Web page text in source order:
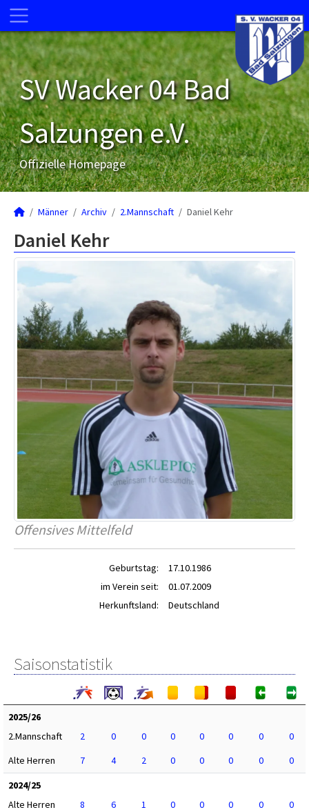
SV Wacker 04 Bad
Salzungen e.V.
Offizielle Homepage
Männer Archiv 2.Mannschaft Daniel Kehr
Daniel Kehr
Offensives Mittelfeld
Geburtstag:
17.10.1986
im Verein seit:
01.07.2009
Herkunftsland:
Deutschland
Saisonstatistik
2025/26
2.Mannschaft
2 0 0 0 0 0 0
0
Alte Herren
7 4 2 0 0 0 0
0
2024/25
Alte Herren
8 6 1 0 0 0 0
0